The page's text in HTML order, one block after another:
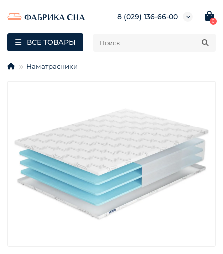
8 (029) 136-66-00
0
ВСЕ ТОВАРЫ
Наматрасники